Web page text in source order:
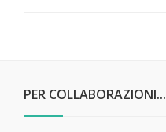
PER COLLABORAZIONI...